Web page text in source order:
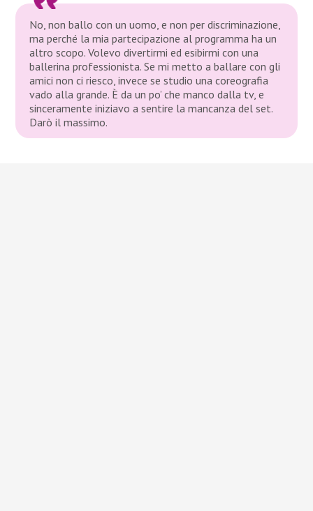
No, non ballo con un uomo, e non per discriminazione,
ma perché la mia partecipazione al programma ha un
altro scopo. Volevo divertirmi ed esibirmi con una
ballerina professionista. Se mi metto a ballare con gli
amici non ci riesco, invece se studio una coreografia
vado alla grande. È da un po’ che manco dalla tv, e
sinceramente iniziavo a sentire la mancanza del set.
Darò il massimo.